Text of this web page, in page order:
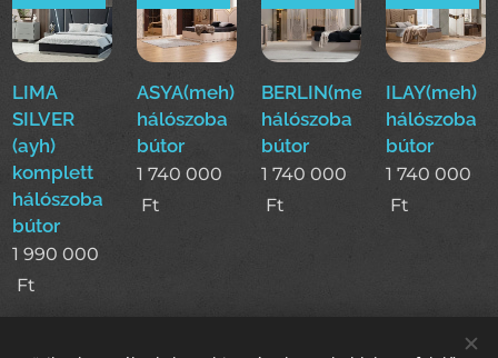
LIMA
SILVER
(ayh)
komplett
hálószoba
bútor
1 990 000
Ft
ASYA(meh)
hálószoba
bútor
1 740 000
Ft
BERLIN(meh)
hálószoba
bútor
1 740 000
Ft
ILAY(meh)
hálószoba
bútor
1 740 000
Ft